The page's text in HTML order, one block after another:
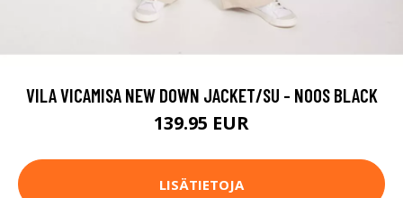
VILA VICAMISA NEW DOWN JACKET/SU - NOOS BLACK
139.95 EUR
LISÄTIETOJA